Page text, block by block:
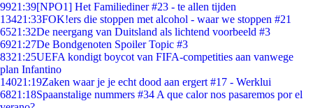
9921:39[NPO1] Het Familiediner #23 - te allen tijden
13421:33FOK!ers die stoppen met alcohol - waar we stoppen #21
6521:32De neergang van Duitsland als lichtend voorbeeld #3
6921:27De Bondgenoten Spoiler Topic #3
8321:25UEFA kondigt boycot van FIFA-competities aan vanwege
plan Infantino
14021:19Zaken waar je je echt dood aan ergert #17 - Werklui
6821:18Spaanstalige nummers #34 A que calor nos pasaremos por el